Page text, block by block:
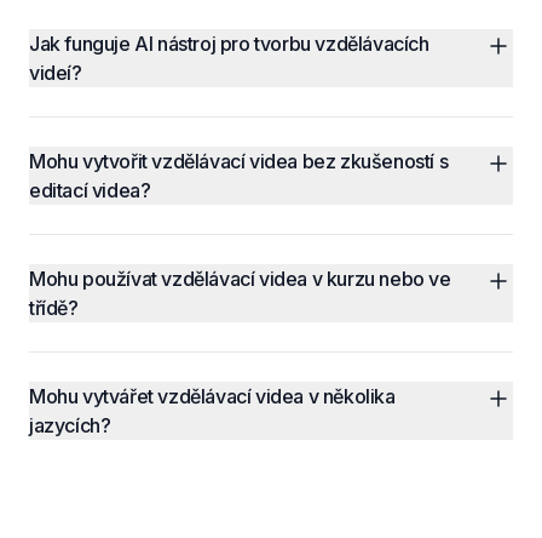
Jak funguje AI nástroj pro tvorbu vzdělávacích
videí?
Mohu vytvořit vzdělávací videa bez zkušeností s
editací videa?
Mohu používat vzdělávací videa v kurzu nebo ve
třídě?
Mohu vytvářet vzdělávací videa v několika
jazycích?